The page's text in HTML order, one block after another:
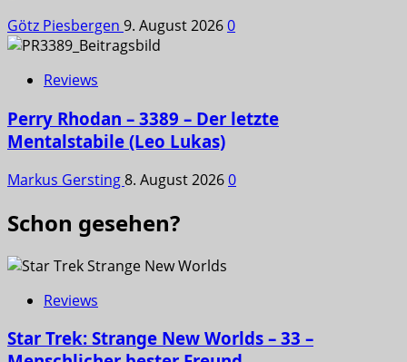
Götz Piesbergen 9. August 20260
Reviews
Perry Rhodan – 3389 – Der letzte
Mentalstabile (Leo Lukas)
Markus Gersting8. August 20260
Schon gesehen?
Reviews
Star Trek: Strange New Worlds – 33 –